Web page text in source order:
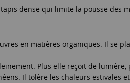
dense qui limite la pousse des
en matières organiques. Il se
Plus elle reçoit de
Il tolère les chaleurs estivales